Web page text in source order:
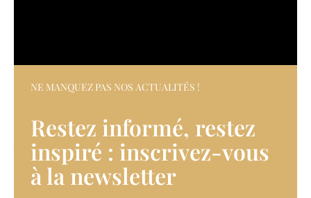
minutes
bac,
technologie
Polytensium,
NE MANQUEZ PAS NOS ACTUALITÉS !
Restez informé, restez
inspiré : inscrivez-vous
à la newsletter​